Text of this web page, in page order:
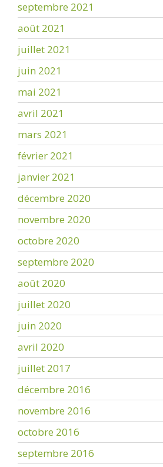
septembre 2021
août 2021
juillet 2021
juin 2021
mai 2021
avril 2021
mars 2021
février 2021
janvier 2021
décembre 2020
novembre 2020
octobre 2020
septembre 2020
août 2020
juillet 2020
juin 2020
avril 2020
juillet 2017
décembre 2016
novembre 2016
octobre 2016
septembre 2016